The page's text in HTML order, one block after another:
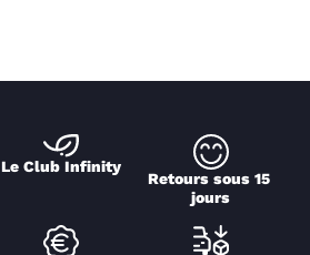
Le Club Infinity
Retours sous 15
jours